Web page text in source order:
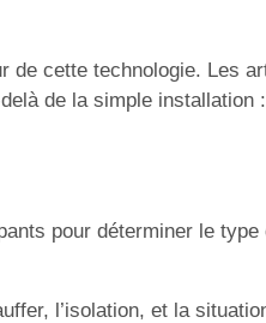
de cette technologie. Les
de la simple installation
pour déterminer le
l’isolation, et la